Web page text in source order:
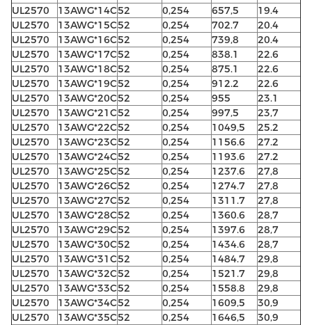
UL2570
13AWG*14C52 0,254 657,5
19.4
UL2570
13AWG*15C52 0,254 702.7
20.4
UL2570
13AWG*16C52 0,254 739,8
20.4
UL2570
13AWG*17C52 0,254 838.1
22.6
UL2570
13AWG*18C52 0,254 875.1
22.6
UL2570
13AWG*19C52 0,254 912.2
22.6
UL2570
13AWG*20C52 0,254 955
23.1
UL2570
13AWG*21C52 0,254 997,5
23,7
UL2570
13AWG*22C52 0,254 1049,5
25.2
UL2570
13AWG*23C52 0,254 1156.6
27.2
UL2570
13AWG*24C52 0,254 1193.6
27.2
UL2570
13AWG*25C52 0,254 1237.6
27,8
UL2570
13AWG*26C52 0,254 1274.7
27,8
UL2570
13AWG*27C52 0,254 1311.7
27,8
UL2570
13AWG*28C52 0,254 1360.6
28,7
UL2570
13AWG*29C52 0,254 1397.6
28,7
UL2570
13AWG*30C52 0,254 1434.6
28,7
UL2570
13AWG*31C52 0,254 1484.7
29,8
UL2570
13AWG*32C52 0,254 1521.7
29,8
UL2570
13AWG*33C52 0,254 1558.8
29,8
UL2570
13AWG*34C52 0,254 1609,5
30,9
UL2570
13AWG*35C52 0,254 1646,5
30,9